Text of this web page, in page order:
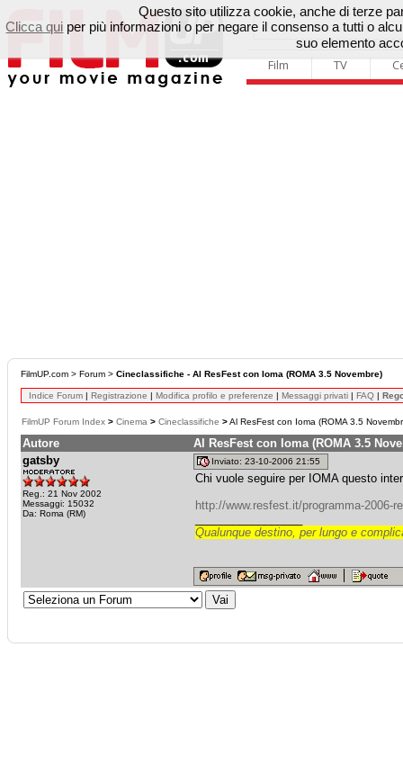
Film TV
FilmUP.com > Forum > Cineclassifiche - Al ResFest con Ioma (ROMA 3.5 Novembre)
Indice Forum | Registrazione | Modifica profilo e preferenze | Messaggi privati | FAQ |
FilmUP Forum Index > Cinema > Cineclassifiche >Al ResFest con Ioma (ROMA 3.5
Autore
Al ResFest con Ioma (ROMA 3.5
gatsby
Reg.: 21 Nov 2002
Messaggi: 15032
Da: Roma (RM)
Inviato: 23-10-2006 21:55
Chi vuole seguire per IOMA questo
http://www.resfest.it/programma-2006-
Qualunque destino, per lungo e
Questo sito utilizza cookie, anche di terze
Clicca qui per più informazioni o per negare il consenso a tutti o
suo elemento